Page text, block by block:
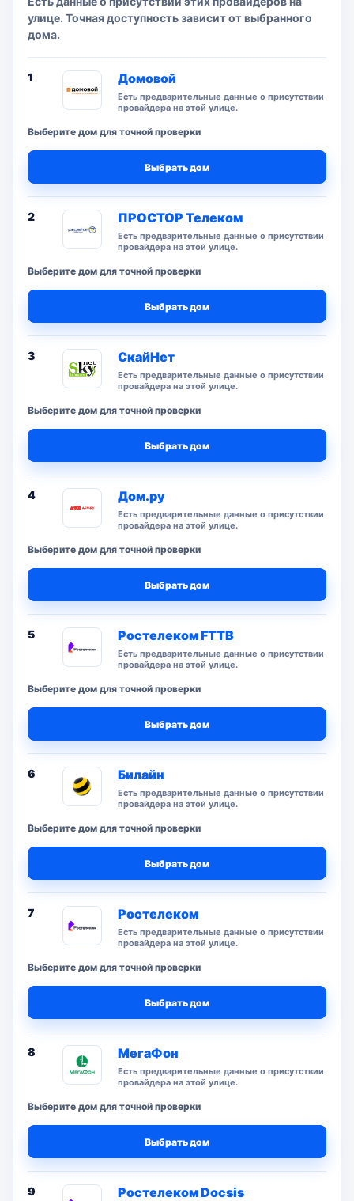
улице. Точная доступность зависит от выбранного
дома.
1 Домовой
Есть предварительные данные о присутствии
провайдера на этой улице.
Выберите дом для точной проверки
Выбрать дом
2 ПРОСТОР Телеком
Есть предварительные данные о присутствии
провайдера на этой улице.
Выберите дом для точной проверки
Выбрать дом
3 СкайНет
Есть предварительные данные о присутствии
провайдера на этой улице.
Выберите дом для точной проверки
Выбрать дом
4 Дом.ру
Есть предварительные данные о присутствии
провайдера на этой улице.
Выберите дом для точной проверки
Выбрать дом
5 Ростелеком FTTB
Есть предварительные данные о присутствии
провайдера на этой улице.
Выберите дом для точной проверки
Выбрать дом
6 Билайн
Есть предварительные данные о присутствии
провайдера на этой улице.
Выберите дом для точной проверки
Выбрать дом
7 Ростелеком
Есть предварительные данные о присутствии
провайдера на этой улице.
Выберите дом для точной проверки
Выбрать дом
8 МегаФон
Есть предварительные данные о присутствии
провайдера на этой улице.
Выберите дом для точной проверки
Выбрать дом
9 Ростелеком Docsis